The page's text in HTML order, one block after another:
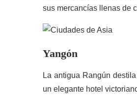
sus mercancías llenas de
Yangón
La antigua Rangún
un elegante hotel